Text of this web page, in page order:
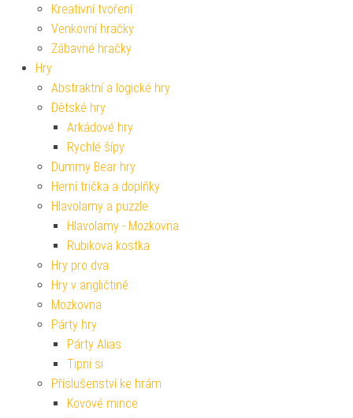
Kreativní tvoření
Venkovní hračky
Zábavné hračky
Hry
Abstraktní a logické hry
Dětské hry
Arkádové hry
Rychlé šípy
Dummy Bear hry
Herní trička a doplňky
Hlavolamy a puzzle
Hlavolamy - Mozkovna
Rubikova kostka
Hry pro dva
Hry v angličtině
Mozkovna
Párty hry
Párty Alias
Tipni si
Příslušenství ke hrám
Kovové mince